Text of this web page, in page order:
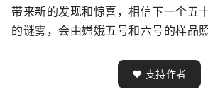
带来新的发现和惊喜，相信下一个五
的谜雾，会由嫦娥五号和六号的样品照
❤️ 支持作者